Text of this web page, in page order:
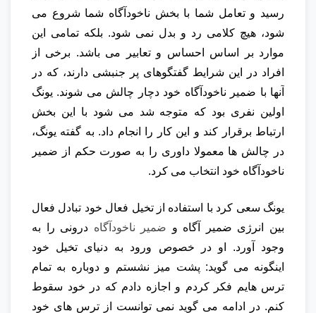
رسید و تعامل شما با بخش ناخودآگاه شما شروع می
شود، هیچ کلامی رد و بدل نمی شود. بلکه تمامی این
موارد بر اساس احساس و تعابیر می باشد. برخی از
افراد در این شرایط گفتگوهای پر جنبشی دارند، که در
آنها با ضمیر ناخودآگاه خود دچار چالش می شوند. یونگ
اولین نفری بود که متوجه شد می شود با این بخش
ارتباط برقرار کند و این کار را انجام داد. به گفته یونگ،
در چالش ها معمولا داوری را به صورت حکم از ضمیر
ناخودآگاه خود انتخاب می کرد.
یونگ سعی کرد با استفاده از تخیل فعال خود تبادل فعال
بین انرژی ضمیر آگاه و ضمیر ناخودآگاه درونی را به
وجود آورد. او در خصوص ورود به دنیای تخیل خود
اینگونه می گوید: پشت میز نشستم و دوباره به تمام
ترس هایم فکر کردم و اجازه دادم که در خود سقوط
کنم. در ادامه می گوید نمی توانست از ترس های خود